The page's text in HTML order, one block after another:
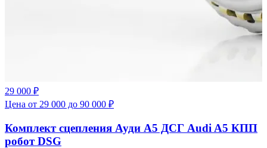
29 000 ₽
Цена от 29 000 до 90 000 ₽
Комплект сцепления Ауди А5 ДСГ Audi A5 КПП
робот DSG